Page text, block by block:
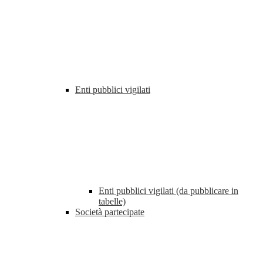
Enti pubblici vigilati
Enti pubblici vigilati (da pubblicare in
tabelle)
Società partecipate